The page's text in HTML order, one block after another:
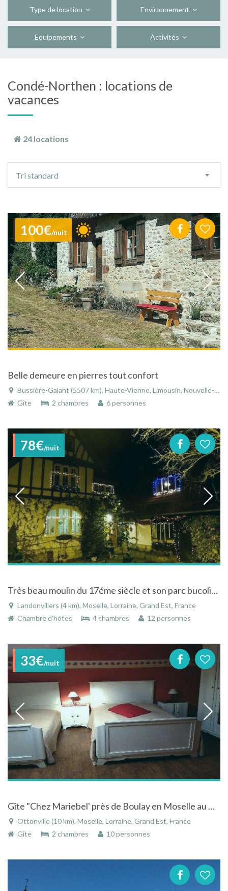
Type de location Environnement
Equipements Activités
Condé-Northen : locations de
vacances
24 locations
tri
Tri standard
100€/nuit
Belle demeure en pierres tout confort
Bussière-Galant (5507 km), Haute-Vienne, Limousin, Nouvelle-Aquitaine, France
Gîte
2 chambres 6 personnes
78€/nuit
Très beau moulin du 17éme siècle et son parc bucolique à Landonvillers en Lorraine
Landonvillers (4 km), Moselle, Lorraine, Grand Est, France
Chambre d'hôtes
4 chambres 12 personnes
33€/nuit
Gîte "Chez Mariebel' près de Boulay en Moselle au milieu d'une mini-ferme
Ottonville (10 km), Moselle, Lorraine, Grand Est, France
Gîte
2 chambres 10 personnes